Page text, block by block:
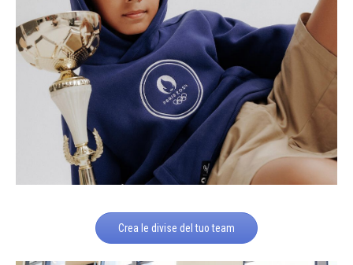
Crea le divise del tuo team